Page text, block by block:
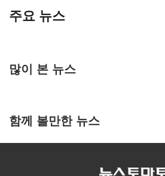
주요 뉴스
많이 본 뉴스
함께 볼만한 뉴스